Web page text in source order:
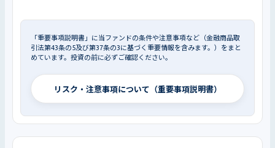
「重要事項説明書」に当ファンドの条件や注意事項など（金融商品取
引法第43条の5及び第37条の3に基づく重要情報を含みます。）をまと
めています。投資の前に必ずご確認ください。
リスク・注意事項について（重要事項説明書）